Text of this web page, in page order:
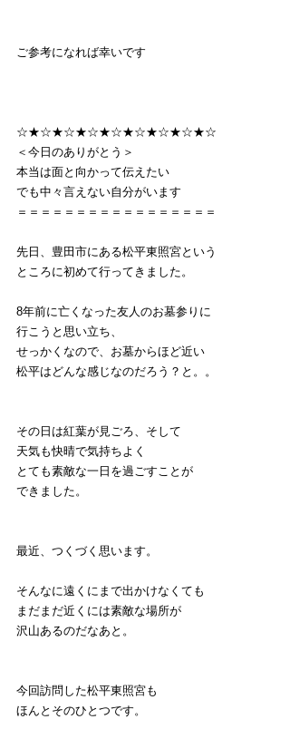
ご参考になれば幸いです
☆★☆★☆★☆★☆★☆★☆★☆★☆
＜今日のありがとう＞
本当は面と向かって伝えたい
でも中々言えない自分がいます
＝＝＝＝＝＝＝＝＝＝＝＝＝＝＝＝＝
先日、豊田市にある松平東照宮という
ところに初めて行ってきました。
8年前に亡くなった友人のお墓参りに
行こうと思い立ち、
せっかくなので、お墓からほど近い
松平はどんな感じなのだろう？と。。
その日は紅葉が見ごろ、そして
天気も快晴で気持ちよく
とても素敵な一日を過ごすことが
できました。
最近、つくづく思います。
そんなに遠くにまで出かけなくても
まだまだ近くには素敵な場所が
沢山あるのだなあと。
今回訪問した松平東照宮も
ほんとそのひとつです。